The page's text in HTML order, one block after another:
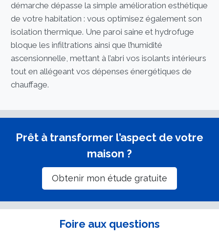
démarche dépasse la simple amélioration esthétique
de votre habitation : vous optimisez également son
isolation thermique. Une paroi saine et hydrofuge
bloque les infiltrations ainsi que l’humidité
ascensionnelle, mettant à l’abri vos isolants intérieurs
tout en allégeant vos dépenses énergétiques de
chauffage.
Prêt à transformer l’aspect de votre
maison ?
Obtenir mon étude gratuite
Foire aux questions